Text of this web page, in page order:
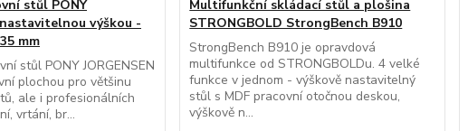
stůl PONY
nastavitelnou výškou -
mm
stůl PONY JORGENSEN
plochou pro většinu
ale i profesionálních
vrtání, br...
Multifunkční skládací stůl a plošina
STRONGBOLD StrongBench B910
StrongBench B910 je opravdová
multifunkce od STRONGBOLDu. 4 velké
funkce v jednom - výškově nastavitelný
stůl s MDF pracovní otočnou deskou,
výškově n...